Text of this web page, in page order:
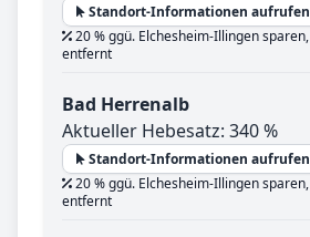
Standort-Informationen aufrufen
20 % ggü. Elchesheim-Illingen sparen,
entfernt
Bad Herrenalb
Aktueller Hebesatz: 340 %
Standort-Informationen aufrufen
20 % ggü. Elchesheim-Illingen sparen,
entfernt